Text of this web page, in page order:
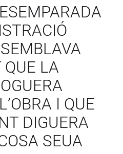
LA
I QUE
DIGUERA
SEUA